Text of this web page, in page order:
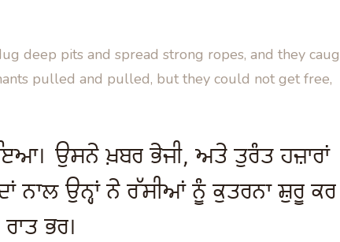
deep pits and spread strong ropes, and they
pulled and pulled, but they could not get free,
ਉਸਨੇ ਖ਼ਬਰ ਭੇਜੀ, ਅਤੇ ਤੁਰੰਤ ਹਜ਼ਾਰਾਂ
ਉਨ੍ਹਾਂ ਨੇ ਰੱਸੀਆਂ ਨੂੰ ਕੁਤਰਨਾ ਸ਼ੁਰੂ ਕਰ
ਭਰ।